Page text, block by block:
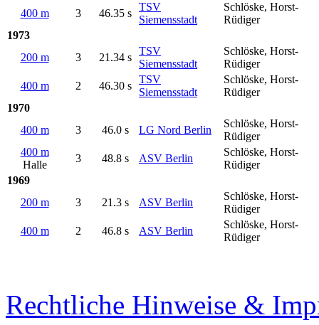
400 m
3 46.35 s
TSV
Siemensstadt
Schlöske, Horst-
Rüdiger
1973
200 m
3 21.34 s
TSV
Siemensstadt
Schlöske, Horst-
Rüdiger
400 m
2 46.30 s
TSV
Siemensstadt
Schlöske, Horst-
Rüdiger
1970
400 m
3 46.0 s LG Nord Berlin
Schlöske, Horst-
Rüdiger
400 m
Halle
3 48.8 s ASV Berlin
Schlöske, Horst-
Rüdiger
1969
200 m
3 21.3 s ASV Berlin
Schlöske, Horst-
Rüdiger
400 m
2 46.8 s ASV Berlin
Schlöske, Horst-
Rüdiger
Rechtliche Hinweise &